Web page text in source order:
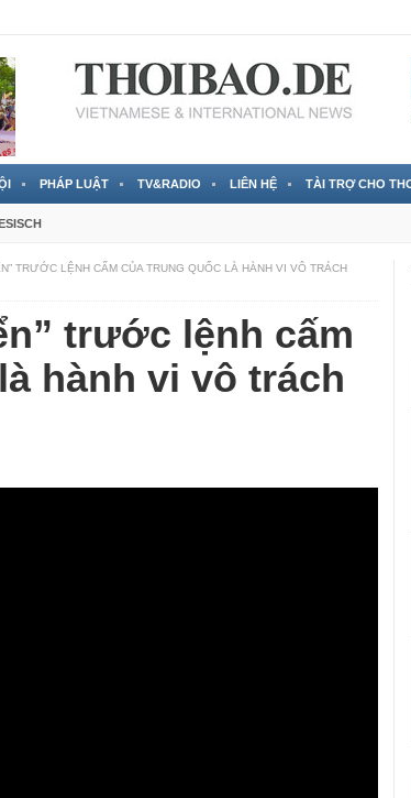
PHÁP LUẬT TV&RADIO LIÊN HỆ TÀI TRỢ CHO
TRƯỚC LỆNH CẤM CỦA TRUNG QUỐC LÀ HÀNH VI VÔ TRÁCH
trước lệnh cấm
hành vi vô trách